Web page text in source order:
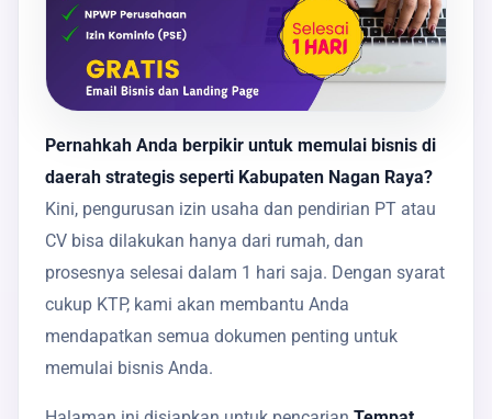
Pernahkah Anda berpikir untuk memulai bisnis di
daerah strategis seperti Kabupaten Nagan Raya?
Kini, pengurusan izin usaha dan pendirian PT atau
CV bisa dilakukan hanya dari rumah, dan
prosesnya selesai dalam 1 hari saja. Dengan syarat
cukup KTP, kami akan membantu Anda
mendapatkan semua dokumen penting untuk
memulai bisnis Anda.